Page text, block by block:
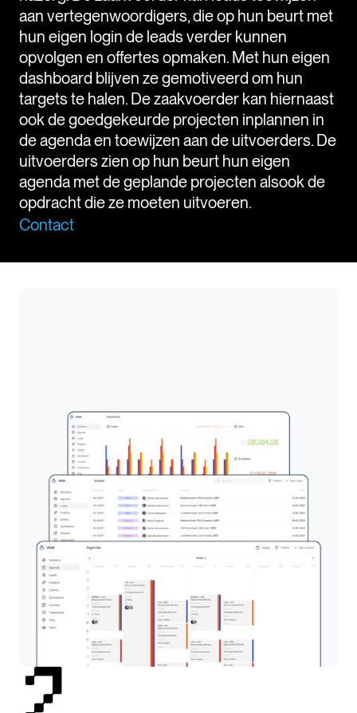
aan vertegenwoordigers, die op hun beurt met
hun eigen login de leads verder kunnen
opvolgen en offertes opmaken. Met hun eigen
dashboard blijven ze gemotiveerd om hun
targets te halen. De zaakvoerder kan hiernaast
ook de goedgekeurde projecten inplannen in
de agenda en toewijzen aan de uitvoerders. De
uitvoerders zien op hun beurt hun eigen
agenda met de geplande projecten alsook de
opdracht die ze moeten uitvoeren.
Contact